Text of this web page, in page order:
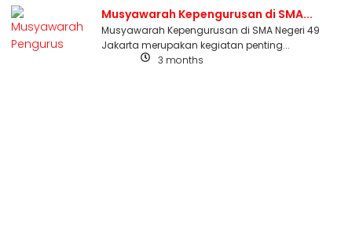
Musyawarah Kepengurusan di SMA...
Musyawarah Kepengurusan di SMA Negeri 49
Jakarta merupakan kegiatan penting...
3 months